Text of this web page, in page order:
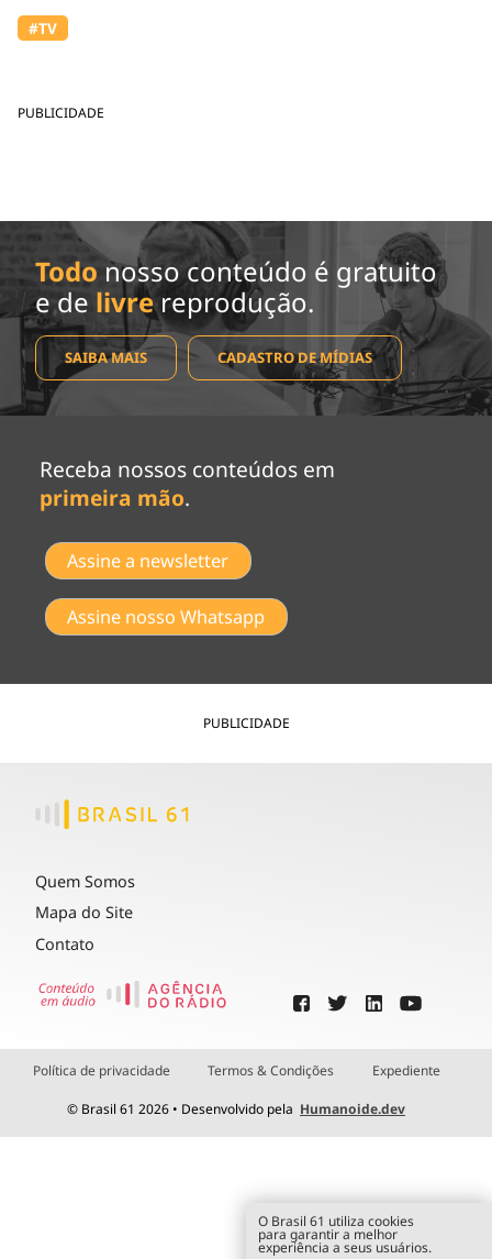
PUBLICIDADE
#TV
Todo nosso conteúdo é gratuito
e de livrereprodução.
SAIBA MAIS CADASTRO DE MÍDIAS
Receba nossos conteúdos em
primeira mão.
Assine a newsletter
Assine nosso Whatsapp
PUBLICIDADE
Quem Somos
Mapa do Site
Contato
Política de privacidade Termos & Condições Expediente
© Brasil 61 2026 • Desenvolvido pela Humanoide.dev
O Brasil 61 utiliza cookies
para garantir a melhor
experiência a seus usuários.